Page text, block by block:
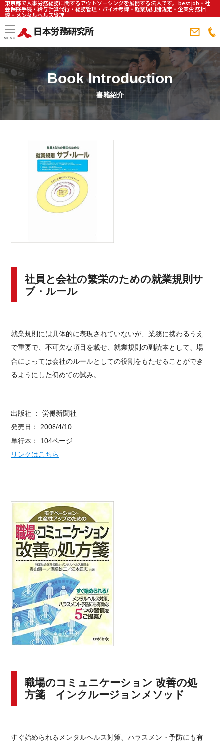
東京都で人事労務総務に関するアウトソーシングを展開する法人です。 best job・社
会保険手続・給与計算代行・総務管理・バイオ考課・就業規則諸規定・企業労 務相
談・メンタルヘルス管理
toggle
navigation
MENU
日本労務研究所
Book Introduction
書籍紹介
社員と会社の繁栄のための就業規則サ
ブ・ルール
就業規則には具体的に表現されていないが、業務に携わるうえ
で重要で、不可欠な項目を載せ、就業規則の副読本として、場
合によっては会社のルールとしての役割をもたせることができ
るようにした初めての試み。
出版社 ： 労働新聞社
発売日： 2008/4/10
単行本： 104ページ
リンクはこちら
職場のコミュニケーション 改善の処
方箋 インクルージョンメソッド
すぐ始められるメンタルヘルス対策、ハラスメント予防にも有